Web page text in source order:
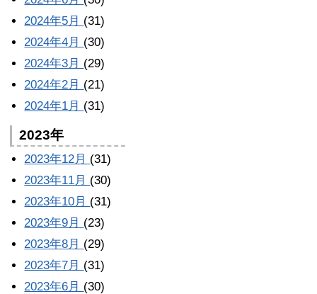
2024年5月 (31)
2024年4月 (30)
2024年3月 (29)
2024年2月 (21)
2024年1月 (31)
2023年
2023年12月 (31)
2023年11月 (30)
2023年10月 (31)
2023年9月 (23)
2023年8月 (29)
2023年7月 (31)
2023年6月 (30)